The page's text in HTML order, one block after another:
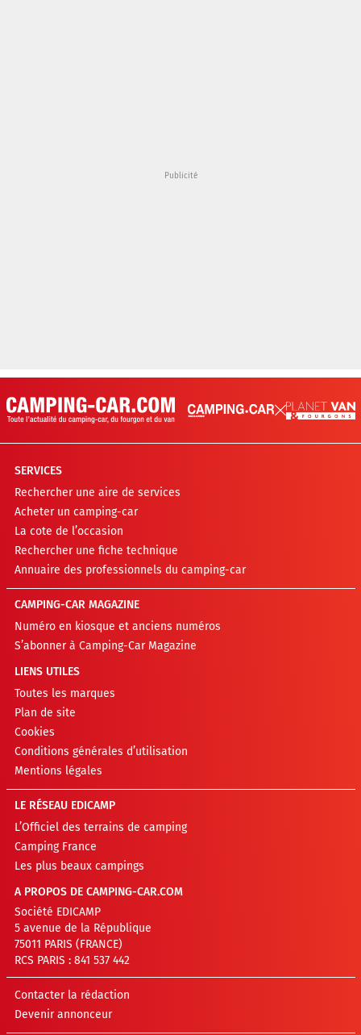
SERVICES
Rechercher une aire de services
Acheter un camping-car
La cote de l’occasion
Rechercher une fiche technique
Annuaire des professionnels du camping-car
CAMPING-CAR MAGAZINE
Numéro en kiosque et anciens numéros
S’abonner à Camping-Car Magazine
LIENS UTILES
Toutes les marques
Plan de site
Cookies
Conditions générales d’utilisation
Mentions légales
LE RÉSEAU EDICAMP
L’Officiel des terrains de camping
Camping France
Les plus beaux campings
A PROPOS DE CAMPING-CAR.COM
Société EDICAMP
5 avenue de la République
75011 PARIS (FRANCE)
RCS PARIS : 841 537 442
Contacter la rédaction
Devenir annonceur